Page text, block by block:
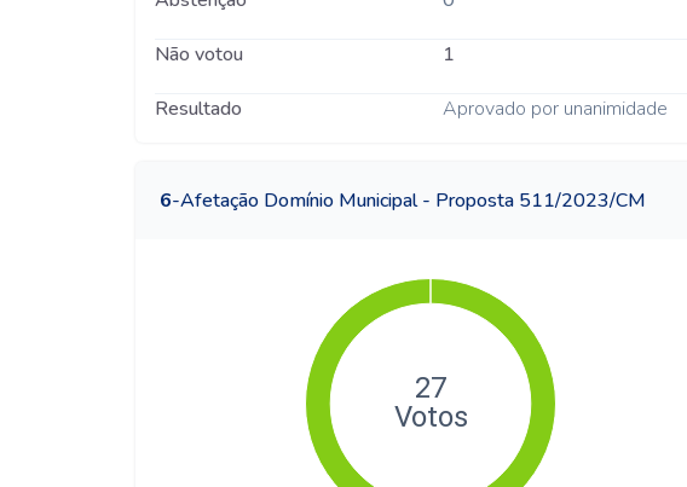
Não votou 1
Resultado Aprovado por unanimidade
6-Afetação Domínio Municipal - Proposta 511/2023/CM